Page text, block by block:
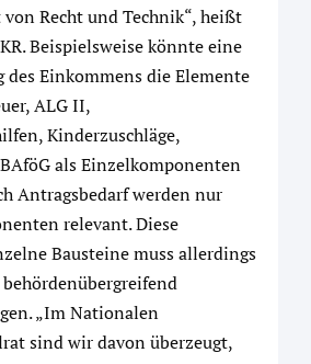
von Recht und Technik“, heißt
Beispielsweise könnte eine
Einkommens die Elemente
ALG II,
Kinderzuschläge,
als Einzelkomponenten
Antragsbedarf werden nur
relevant. Diese
Bausteine muss allerdings
„Im Nationalen
sind wir davon überzeugt,